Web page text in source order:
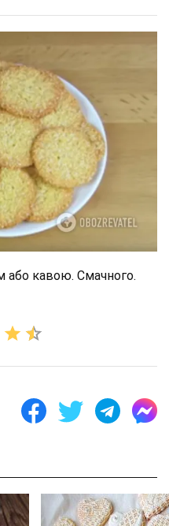
або кавою. Смачного.